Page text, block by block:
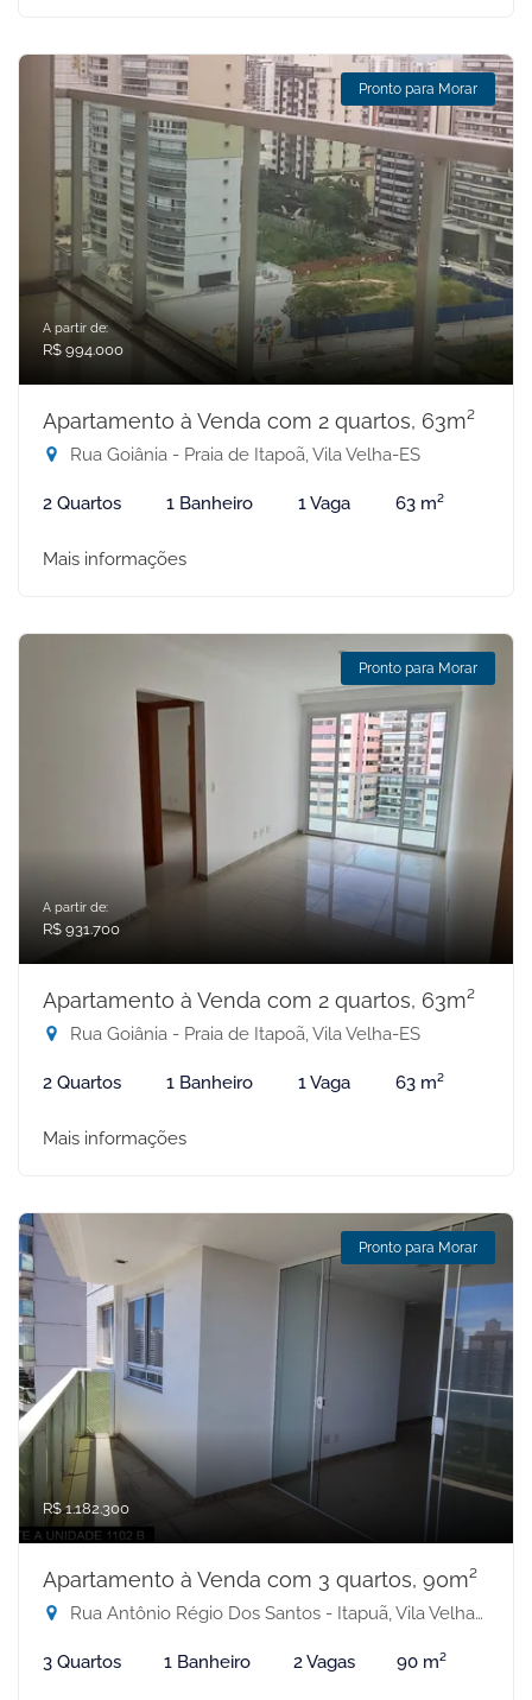
Pronto para Morar
A partir de:
R$ 994.000
Apartamento à Venda com 2 quartos, 63m²
Rua Goiânia - Praia de Itapoã, Vila Velha-ES
2 Quartos 1 Banheiro 1 Vaga 63 m²
Mais informações
Pronto para Morar
A partir de:
R$ 931.700
Apartamento à Venda com 2 quartos, 63m²
Rua Goiânia - Praia de Itapoã, Vila Velha-ES
2 Quartos 1 Banheiro 1 Vaga 63 m²
Mais informações
Pronto para Morar
R$ 1.182.300
Apartamento à Venda com 3 quartos, 90m²
Rua Antônio Régio Dos Santos - Itapuã, Vila Velha-ES
3 Quartos 1 Banheiro 2 Vagas 90 m²